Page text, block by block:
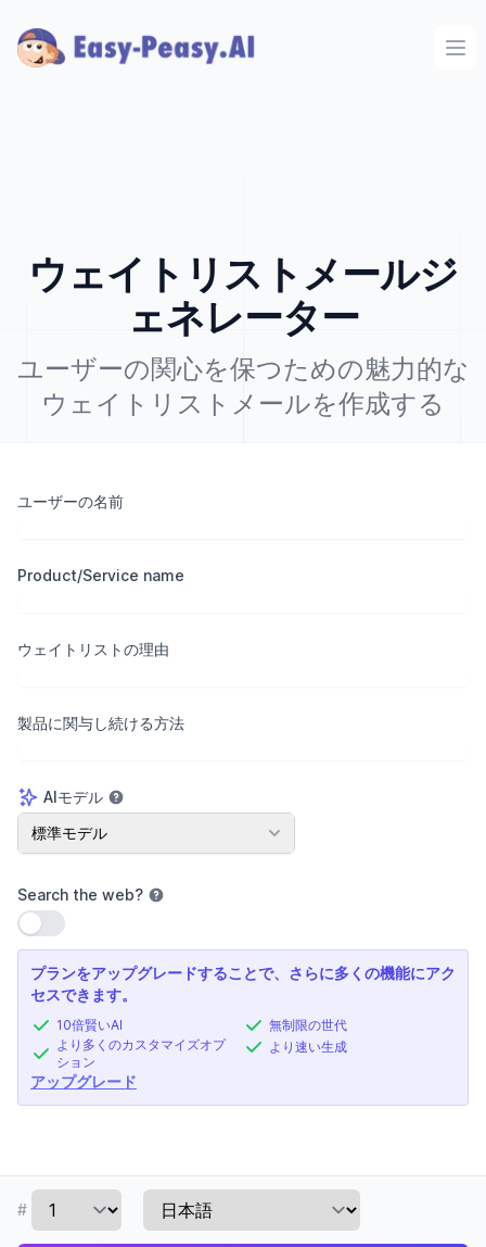
ウェイトリストメールジ
ェネレーター
ユーザーの関心を保つための魅力的な
ウェイトリストメールを作成する
ユーザーの名前
Product/Service name
ウェイトリストの理由
製品に関与し続ける方法
AIモデル
AIモデル
標準モデル
Search the web?
設定を使用
プランをアップグレードすることで、さらに多くの機能にアク
セスできます。
10倍賢いAI
より多くのカスタマイズオプ
ション
無制限の世代
より速い生成
アップグレード
#